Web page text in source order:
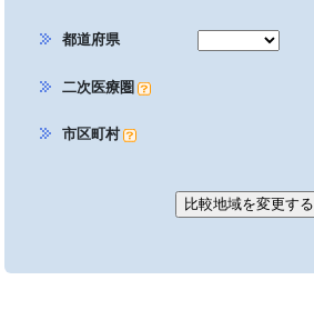
都道府県
二次医療圏
市区町村